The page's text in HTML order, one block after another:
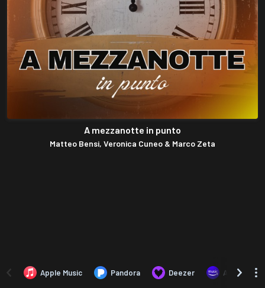
A mezzanotte in punto
Matteo Bensi, Veronica Cuneo & Marco Zeta
Apple Music Pandora Deezer Amazon